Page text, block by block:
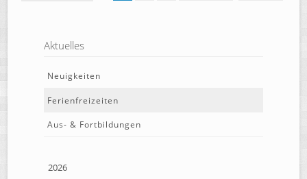
Aktuelles
Neuigkeiten
Ferienfreizeiten
Aus- & Fortbildungen
2026